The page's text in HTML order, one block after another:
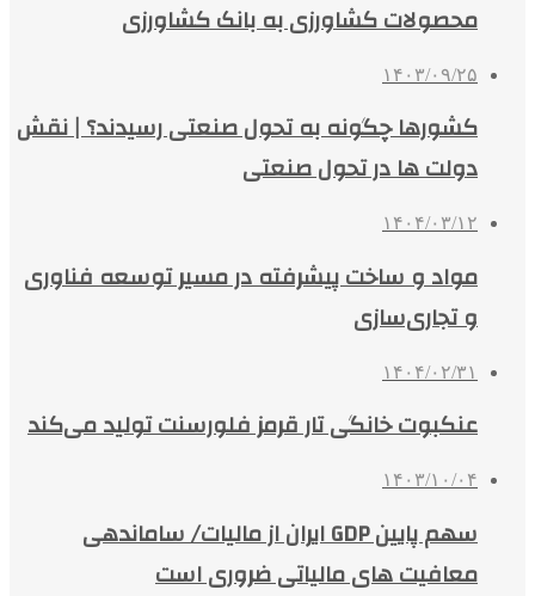
محصولات کشاورزی به بانک کشاورزی
۱۴۰۳/۰۹/۲۵
کشورها چگونه به تحول صنعتی رسیدند؟ | نقش
دولت‌ ها در تحول صنعتی
۱۴۰۴/۰۳/۱۲
مواد و ساخت پیشرفته در مسیر توسعه فناوری
و تجاری‌سازی
۱۴۰۴/۰۲/۳۱
عنکبوت خانگی تار قرمز فلورسنت تولید می‌کند
۱۴۰۳/۱۰/۰۴
سهم پایین GDP ایران از مالیات/ ساماندهی
معافیت های مالیاتی ضروری است